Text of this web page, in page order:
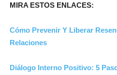
MIRA ESTOS ENLACES:
Cómo Prevenir Y Liberar
Relaciones
Diálogo Interno Positivo: 5